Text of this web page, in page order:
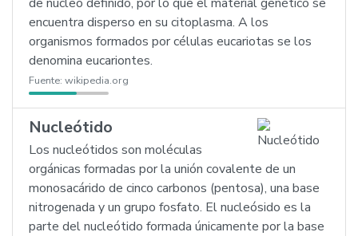
encuentra disperso en su citoplasma. A los
organismos formados por células eucariotas se los
denomina eucariontes.
Fuente: wikipedia.org
Nucleótido
Los nucleótidos son moléculas
orgánicas formadas por la unión covalente de un
monosacárido de cinco carbonos (pentosa), una base
nitrogenada y un grupo fosfato. El nucleósido es la
parte del nucleótido formada únicamente por la base